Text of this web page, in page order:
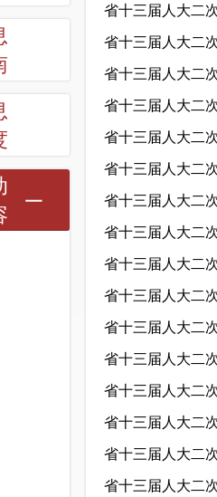
省十三届人大二
省十三届人大二
省十三届人大二
省十三届人大二
省十三届人大二
省十三届人大二
省十三届人大二
省十三届人大二
省十三届人大二
省十三届人大二
省十三届人大二
省十三届人大二
省十三届人大二
省十三届人大二
省十三届人大二
省十三届人大二